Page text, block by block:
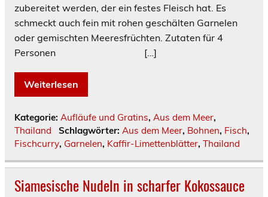
zubereitet werden, der ein festes Fleisch hat. Es
schmeckt auch fein mit rohen geschälten Garnelen
oder gemischten Meeresfrüchten. Zutaten für 4
Personen […]
Weiterlesen
Kategorie: Aufläufe und Gratins, Aus dem Meer,
Thailand
Schlagwörter: Aus dem Meer, Bohnen, Fisch,
Fischcurry, Garnelen, Kaffir-Limettenblätter, Thailand
Siamesische Nudeln in scharfer Kokossauce